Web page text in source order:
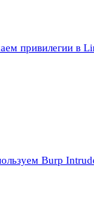
привилегии в
Burp